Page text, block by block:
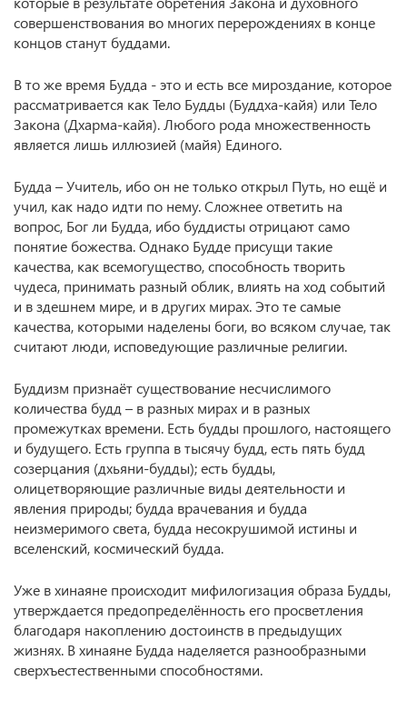
совершенствования во многих перерождениях в конце
концов станут буддами.
В то же время Будда - это и есть все мироздание, которое
рассматривается как Тело Будды (Буддха-кайя) или Тело
Закона (Дхарма-кайя). Любого рода множественность
является лишь иллюзией (майя) Единого.
Будда – Учитель, ибо он не только открыл Путь, но ещё и
учил, как надо идти по нему. Сложнее ответить на
вопрос, Бог ли Будда, ибо буддисты отрицают само
понятие божества. Однако Будде присущи такие
качества, как всемогущество, способность творить
чудеса, принимать разный облик, влиять на ход событий
и в здешнем мире, и в других мирах. Это те самые
качества, которыми наделены боги, во всяком случае, так
считают люди, исповедующие различные религии.
Буддизм признаёт существование несчислимого
количества будд – в разных мирах и в разных
промежутках времени. Есть будды прошлого, настоящего
и будущего. Есть группа в тысячу будд, есть пять будд
созерцания (дхьяни-будды); есть будды,
олицетворяющие различные виды деятельности и
явления природы; будда врачевания и будда
неизмеримого света, будда несокрушимой истины и
вселенский, космический будда.
Уже в хинаяне происходит мифилогизация образа Будды,
утверждается предопределённость его просветления
благодаря накоплению достоинств в предыдущих
жизнях. В хинаяне Будда наделяется разнообразными
сверхъестественными способностями.